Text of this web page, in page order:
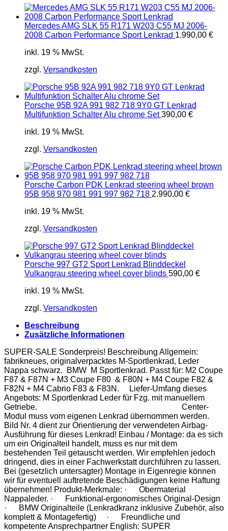
Mercedes AMG SLK 55 R171 W203 C55 MJ 2006-
2008 Carbon Performance Sport Lenkrad 1.990,00 €
inkl. 19 % MwSt.
zzgl. Versandkosten
Porsche 95B 92A 991 982 718 9Y0 GT Lenkrad
Multifunktion Schalter Alu chrome Set 390,00 €
inkl. 19 % MwSt.
zzgl. Versandkosten
Porsche Carbon PDK Lenkrad steering wheel brown
95B 958 970 981 991 997 982 718 2.990,00 €
inkl. 19 % MwSt.
zzgl. Versandkosten
Porsche 997 GT2 Sport Lenkrad Blinddeckel
Vulkangrau steering wheel cover blinds 590,00 €
inkl. 19 % MwSt.
zzgl. Versandkosten
Beschreibung
Zusätzliche Informationen
SUPER-SALE Sonderpreis! Beschreibung Allgemein:
fabrikneues, originalverpacktes M-Sportlenkrad, Leder
Nappa schwarz. BMW M Sportlenkrad. Passt für: M2 Coupe
F87 & F87N + M3 Coupe F80 & F80N + M4 Coupe F82 &
F82N + M4 Cabrio F83 & F83N. Liefer-Umfang dieses
Angebots: M Sportlenkrad Leder für Fzg. mit manuellem
Getriebe. Center-
Modul muss vom eigenen Lenkrad übernommen werden.
Bild Nr. 4 dient zur Orientierung der verwendeten Airbag-
Ausführung für dieses Lenkrad! Einbau / Montage: da es sich
um ein Originalteil handelt, muss es nur mit dem
bestehenden Teil getauscht werden. Wir empfehlen jedoch
dringend, dies in einer Fachwerkstatt durchführen zu lassen.
Bei (gesetzlich untersagter) Montage in Eigenregie können
wir für eventuell auftretende Beschädigungen keine Haftung
übernehmen! Produkt-Merkmale: · Obermaterial
Nappaleder. · Funktional-ergonomisches Original-Design
· BMW Originalteile (Lenkradkranz inklusive Zubehör, also
komplett & Montagefertig) · Freundliche und
kompetente Ansprechpartner English: SUPER